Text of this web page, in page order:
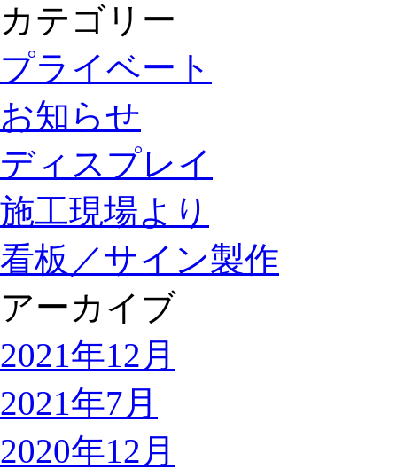
カテゴリー
プライベート
お知らせ
ディスプレイ
施工現場より
看板／サイン製作
アーカイブ
2021年12月
2021年7月
2020年12月